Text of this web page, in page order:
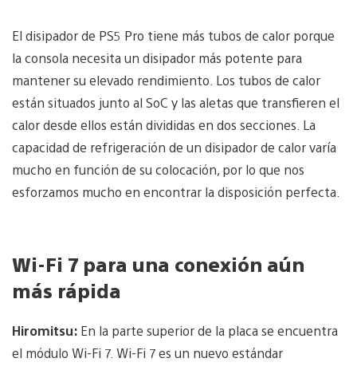
El disipador de PS5 Pro tiene más tubos de calor porque
la consola necesita un disipador más potente para
mantener su elevado rendimiento. Los tubos de calor
están situados junto al SoC y las aletas que transfieren el
calor desde ellos están divididas en dos secciones. La
capacidad de refrigeración de un disipador de calor varía
mucho en función de su colocación, por lo que nos
esforzamos mucho en encontrar la disposición perfecta.
Wi-Fi 7 para una conexión aún
más rápida
Hiromitsu: En la parte superior de la placa se encuentra
el módulo Wi-Fi 7. Wi-Fi 7 es un nuevo estándar